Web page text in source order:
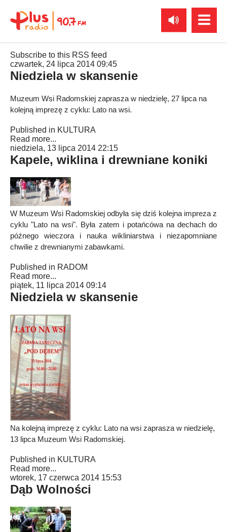
Subscribe to this RSS feed
czwartek, 24 lipca 2014 09:45
Niedziela w skansenie
Muzeum Wsi Radomskiej zaprasza w niedzielę, 27 lipca na
kolejną imprezę z cyklu: Lato na wsi.
Published in KULTURA
Read more...
niedziela, 13 lipca 2014 22:15
Kapele, wiklina i drewniane koniki
W Muzeum Wsi Radomskiej odbyła się dziś kolejna impreza z
cyklu "Lato na wsi". Była zatem i potańcówa na dechach do
późnego wieczora i nauka wikliniarstwa i niezapomniane
chwilie z drewnianymi zabawkami.
Published in RADOM
Read more...
piątek, 11 lipca 2014 09:14
Niedziela w skansenie
Na kolejną imprezę z cyklu: Lato na wsi zaprasza w niedzielę,
13 lipca Muzeum Wsi Radomskiej.
Published in KULTURA
Read more...
wtorek, 17 czerwca 2014 15:53
Dąb Wolności